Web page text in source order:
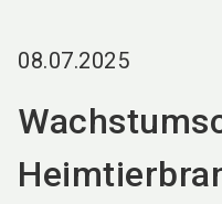
08.07.2025